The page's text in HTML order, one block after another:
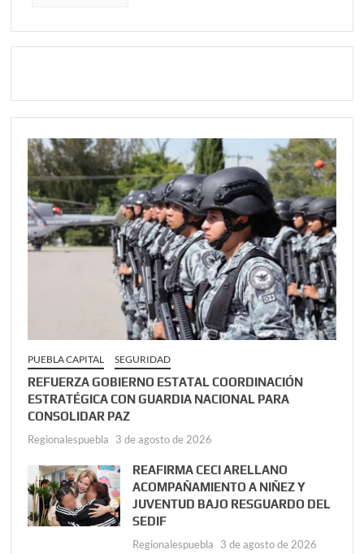
PUEBLA CAPITAL SEGURIDAD
REFUERZA GOBIERNO ESTATAL COORDINACIÓN
ESTRATÉGICA CON GUARDIA NACIONAL PARA
CONSOLIDAR PAZ
Regionalespuebla 3 de agosto de 2026
REAFIRMA CECI ARELLANO
ACOMPAÑAMIENTO A NIÑEZ Y
JUVENTUD BAJO RESGUARDO DEL
SEDIF
Regionalespuebla 3 de agosto de 2026